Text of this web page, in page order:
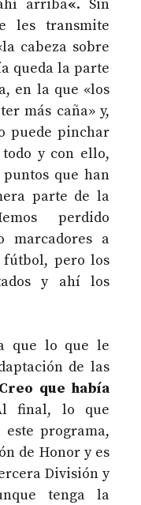
arriba«. Sin
les transmite
cabeza sobre
queda la parte
en la que «los
más caña» y,
puede pinchar
y con ello,
que han
parte de la
perdido
marcadores a
fútbol, pero los
y ahí los
que lo que le
de las
que había
final, lo que
programa,
de Honor y es
División y
tenga la